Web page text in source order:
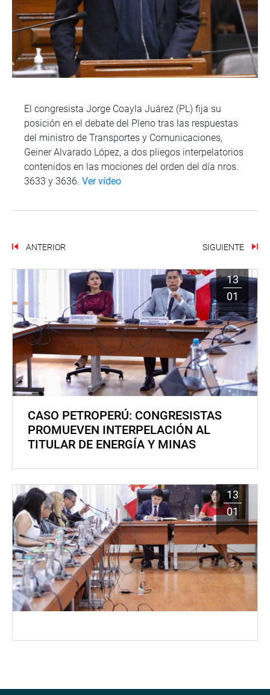
El congresista Jorge Coayla Juárez (PL) fija su
posición en el debate del Pleno tras las respuestas
del ministro de Transportes y Comunicaciones,
Geiner Alvarado López, a dos pliegos interpelatorios
contenidos en las mociones del orden del día nros.
3633 y 3636. Ver vídeo
ANTERIOR SIGUIENTE
13
01
CASO PETROPERÚ: CONGRESISTAS
PROMUEVEN INTERPELACIÓN AL
TITULAR DE ENERGÍA Y MINAS
13
01